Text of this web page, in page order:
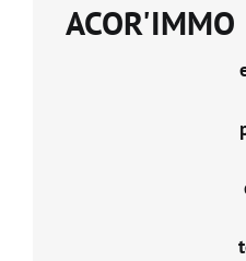
ACOR'IMMO